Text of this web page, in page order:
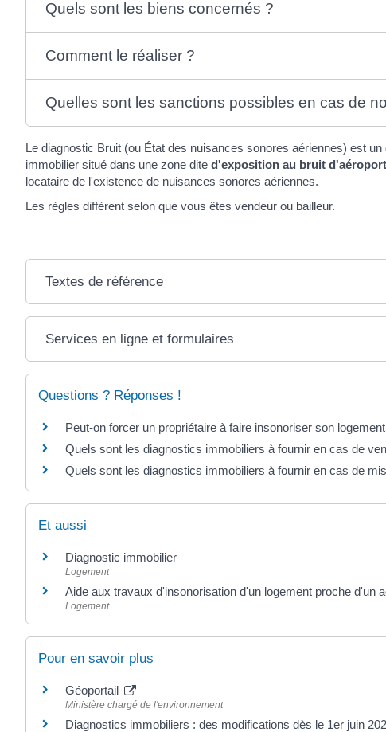
Quels sont les biens concernés ?
Comment le réaliser ?
Quelles sont les sanctions possibles en cas de
Le diagnostic Bruit (ou État des nuisances sonores aériennes) est
immobilier situé dans une zone dite d'exposition au bruit d'aéroport
locataire de l'existence de nuisances sonores aériennes.
Les règles diffèrent selon que vous êtes vendeur ou bailleur.
Textes de référence
Services en ligne et formulaires
Questions ? Réponses !
Peut-on forcer un propriétaire à faire insonoriser son
Quels sont les diagnostics immobiliers à fournir en cas de
Quels sont les diagnostics immobiliers à fournir en cas de
Et aussi
Diagnostic immobilier
Logement
Aide aux travaux d'insonorisation d'un logement proche d'un
Logement
Pour en savoir plus
Géoportail
Ministère chargé de l'environnement
Diagnostics immobiliers : des modifications dès le 1er juin